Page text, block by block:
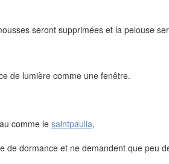
seront supprimées et la pelouse
de lumière comme une fenêtre.
comme le saintpaulia,
dormance et ne demandent que peu